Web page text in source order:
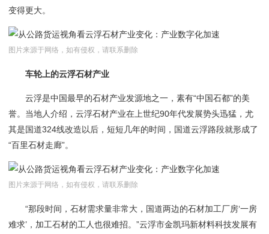
变得更大。
图片来源于网络，如有侵权，请联系删除
车轮上的云浮石材产业
云浮是中国最早的石材产业发源地之一，素有“中国石都”的美
誉。当地人介绍，云浮石材产业在上世纪90年代发展势头迅猛，尤
其是国道324线改造以后，短短几年的时间，国道云浮路段就形成了
“百里石材走廊”。
图片来源于网络，如有侵权，请联系删除
“那段时间，石材需求量非常大，国道两边的石材加工厂房‘一房
难求’，加工石材的工人也很难招。”云浮市金凯玛新材料科技发展有